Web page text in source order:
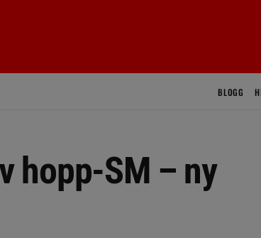
BLOGG
hopp-SM – ny